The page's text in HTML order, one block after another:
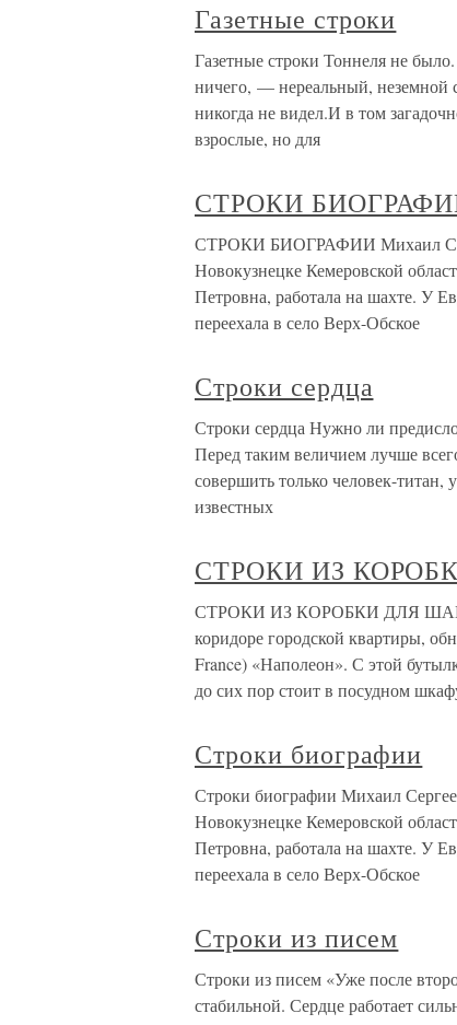
Газетные строки
Газетные строки Тоннеля не
ничего, — нереальный, неземной
никогда не видел.И в том
взрослые, но для
СТРОКИ
СТРОКИ БИОГРАФИИ Михаил
Новокузнецке Кемеровской
Петровна, работала на шахте. У
переехала в село Верх-Обское
Строки сердца
Строки сердца Нужно ли
Перед таким величием лучше
совершить только человек-титан,
известных
СТРОКИ ИЗ
СТРОКИ ИЗ КОРОБКИ ДЛЯ
коридоре городской квартиры,
France) «Наполеон». С этой
до сих пор стоит в посудном
Строки биографии
Строки биографии Михаил
Новокузнецке Кемеровской
Петровна, работала на шахте. У
переехала в село Верх-Обское
Строки из писем
Строки из писем «Уже после
стабильной. Сердце работает